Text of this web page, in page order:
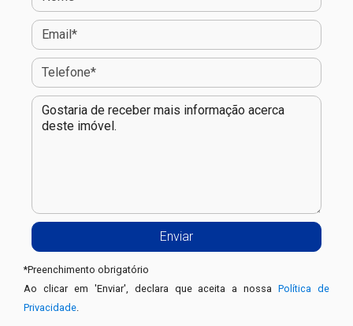
*Preenchimento obrigatório
Ao clicar em 'Enviar', declara que aceita a nossaPolítica de
Privacidade